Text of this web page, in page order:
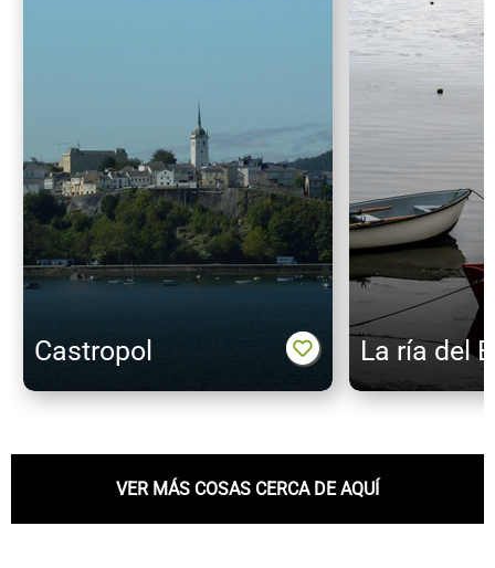
Castropol La ría del
VER MÁS COSAS CERCA DE AQUÍ